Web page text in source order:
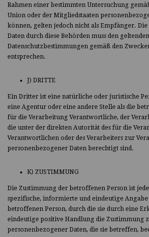
Rahmen einer bestimmten Untersuchung
Union oder der Mitgliedstaaten
können, gelten jedoch nicht als Empfänger.
Daten durch diese Behörden muss den geltenden
Datenschutzbestimmungen gemäß den
entsprechen.
J) DRITTE
Ein Dritter ist eine natürliche oder juristische
eine Agentur oder eine andere Stelle als die
für die Verarbeitung Verantwortliche, der
die unter der direkten Autorität des für die
Verantwortlichen oder des Verarbeiters zur
personenbezogener Daten berechtigt sind.
K) ZUSTIMMUNG
Die Zustimmung der betroffenen Person ist
spezifische, informierte und eindeutige Angabe
betroffenen Person, durch die sie durch eine
eindeutige positive Handlung die Zustimmung
personenbezogener Daten, die sie betreffen,